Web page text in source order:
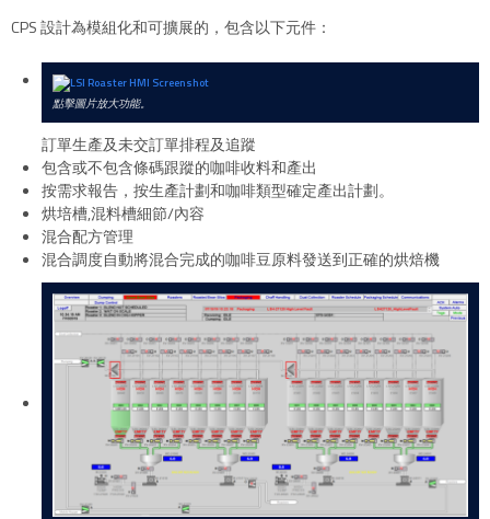
CPS 設計為模組化和可擴展的，包含以下元件：
點擊圖片放大功能。
訂單生產及未交訂單排程及追蹤
包含或不包含條碼跟蹤的咖啡收料和產出
按需求報告，按生產計劃和咖啡類型確定產出計劃。
烘培槽,混料槽細節/內容
混合配方管理
混合調度自動將混合完成的咖啡豆原料發送到正確的烘焙機